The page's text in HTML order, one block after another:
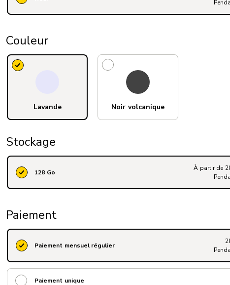
Couleur
Lavande Noir volcanique
Stockage
128 Go
À partir de
Paiement
Paiement mensuel régulier
Paiement unique